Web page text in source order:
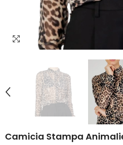
Camicia Stampa